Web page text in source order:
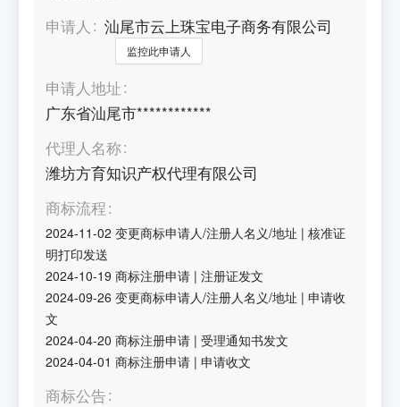
申请人
汕尾市云上珠宝电子商务有限公司
监控此申请人
申请人地址
广东省汕尾市************
代理人名称
潍坊方育知识产权代理有限公司
商标流程
2024-11-02 变更商标申请人/注册人名义/地址 |核准证
明打印发送
2024-10-19 商标注册申请 |注册证发文
2024-09-26 变更商标申请人/注册人名义/地址 |申请收
文
2024-04-20 商标注册申请 |受理通知书发文
2024-04-01 商标注册申请 |申请收文
商标公告